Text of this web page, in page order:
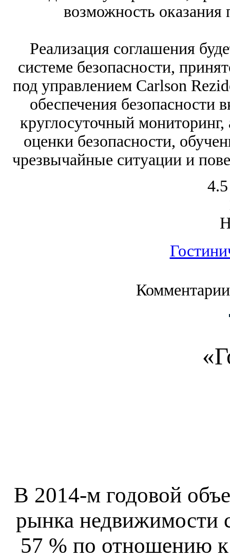
возможность
Реализация соглашения
системе безопасности,
под управлением Carlson
обеспечения
круглосуточный
оценки безопасности,
чрезвычайные ситуации и
В 2014-м годовой
рынка недвижимости
57 % по отношению к